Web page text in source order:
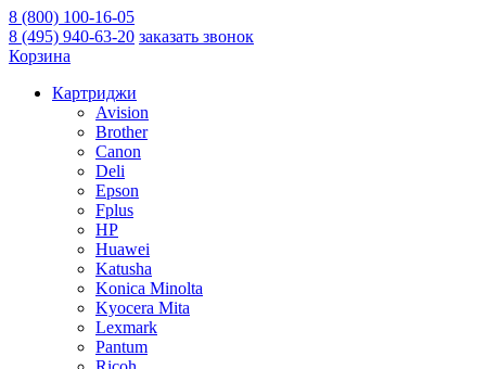
8 (800) 100-16-05
8 (495) 940-63-20 заказать звонок
Корзина
Картриджи
Avision
Brother
Canon
Deli
Epson
Fplus
HP
Huawei
Katusha
Konica Minolta
Kyocera Mita
Lexmark
Pantum